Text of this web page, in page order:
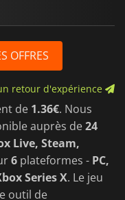
OFFRES
retour d'expérience
de 1.36€. Nous
auprès de24
Live, Steam,
6 plateformes - PC,
Series X. Le jeu
outil de